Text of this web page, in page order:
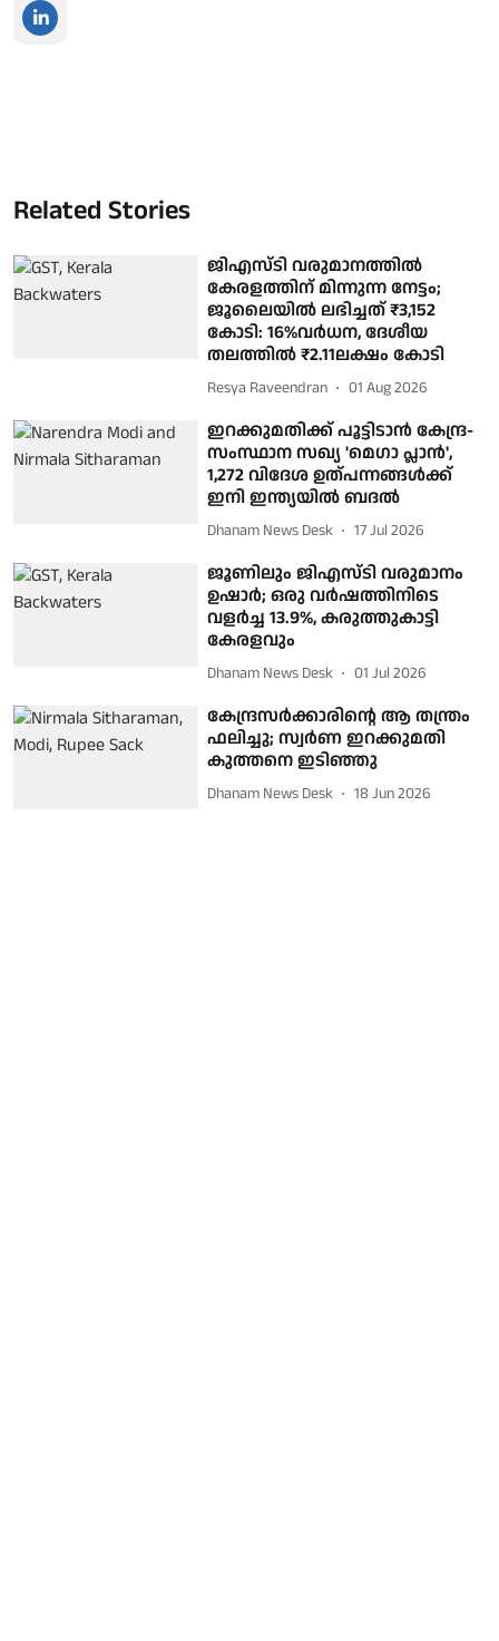
Related Stories
ജിഎസ്ടി വരുമാനത്തില്‍
കേരളത്തിന് മിന്നുന്ന നേട്ടം;
ജൂലൈയില്‍ ലഭിച്ചത് ₹3,152
കോടി: 16%വര്‍ധന, ദേശീയ
തലത്തില്‍ ₹2.11ലക്ഷം കോടി
Resya Raveendran 01 Aug 2026
ഇറക്കുമതിക്ക് പൂട്ടിടാന്‍ കേന്ദ്ര-
സംസ്ഥാന സഖ്യ 'മെഗാ പ്ലാന്‍',
1,272 വിദേശ ഉത്പന്നങ്ങള്‍ക്ക്
ഇനി ഇന്ത്യയില്‍ ബദല്‍
Dhanam News Desk 17 Jul 2026
ജൂണിലും ജിഎസ്ടി വരുമാനം
ഉഷാര്‍; ഒരു വര്‍ഷത്തിനിടെ
വളര്‍ച്ച 13.9%, കരുത്തുകാട്ടി
കേരളവും
Dhanam News Desk 01 Jul 2026
കേന്ദ്രസര്‍ക്കാരിന്റെ ആ തന്ത്രം
ഫലിച്ചു; സ്വര്‍ണ ഇറക്കുമതി
കുത്തനെ ഇടിഞ്ഞു
Dhanam News Desk 18 Jun 2026